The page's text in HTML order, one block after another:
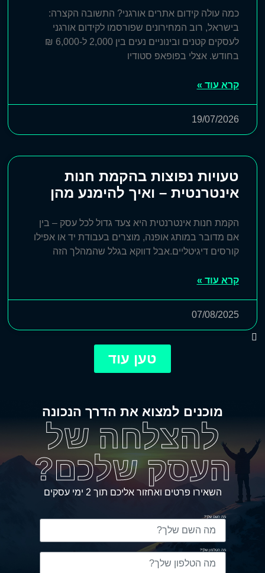
כמה עולה קידום אתרים אורגני? התשובה הקצרה:
בישראל, רוב המחירונים שפורסמו לקידום אורגני
לעסקים קטנים ובינוניים נעים בין 2,000 ל-6,000 ₪
בחודש. אצלי בפופאפ סטודיו
קרא עוד »
19/07/2026
טעויות נפוצות בהקמת חנות
אינטרנטית – ואיך להימנע מהן
הקמת חנות אינטרנטית היא צעד גדול לכל עסק – בין
אם מדובר במותג אופנה, מוצרים בעבודת יד או אפילו
קורסים דיגיטליים.אבל דווקא בגלל שהמהלך הזה
קרא עוד »
07/08/2025
טען עוד
מוכנים למצוא את הדרך הנכונה
להצלחה של
העסק שלכם?
השאירו פרטים ואחזור אליכם תוך 2 ימי עסקים
מה השם שלך?
מה הטלפון שלך?